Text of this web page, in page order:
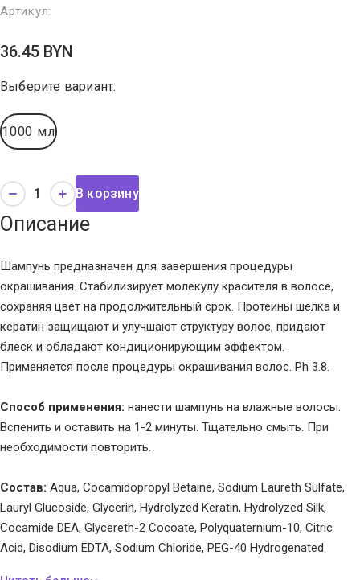
Артикул:
36.45 BYN
Выберите вариант:
1000 мл
В корзину
Описание
Шампунь предназначен для завершения процедуры
окрашивания. Стабилизирует молекулу красителя в волосе,
сохраняя цвет на продолжительный срок. Протеины шёлка и
кератин защищают и улучшают структуру волос, придают
блеск и обладают кондиционирующим эффектом.
Применяется после процедуры окрашивания волос. Ph 3.8.
Способ применения: нанести шампунь на влажные волосы.
Вспенить и оставить на 1-2 минуты. Тщательно смыть. При
необходимости повторить.
Состав: Aqua, Cocamidopropyl Betaine, Sodium Laureth Sulfate,
Lauryl Glucoside, Glycerin, Hydrolyzed Keratin, Hydrolyzed Silk,
Cocamide DEA, Glycereth-2 Cocoate, Polyquaternium-10, Citric
Acid, Disodium EDTA, Sodium Chloride, PEG-40 Hydrogenated